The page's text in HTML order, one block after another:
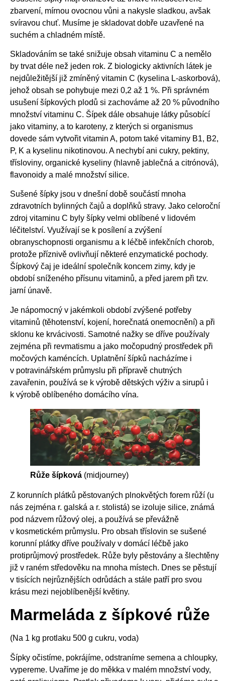
zbarvení, mírnou ovocnou vůni a nakysle sladkou, avšak
svíravou chuť. Musíme je skladovat dobře uzavřené na
suchém a chladném místě.
Skladováním se také snižuje obsah vitaminu C a nemělo
by trvat déle než jeden rok. Z biologicky aktivních látek je
nejdůležitější již zmíněný vitamin C (kyselina L-askorbová),
jehož obsah se pohybuje mezi 0,2 až 1 %. Při správném
usušení šípkových plodů si zachováme až 20 % původního
množství vitaminu C. Šípek dále obsahuje látky působící
jako vitaminy, a to karoteny, z kterých si organismus
dovede sám vytvořit vitamin A, potom také vitaminy B1, B2,
P, K a kyselinu nikotinovou. A nechybí ani cukry, pektiny,
třísloviny, organické kyseliny (hlavně jablečná a citrónová),
flavonoidy a malé množství silice.
Sušené šípky jsou v dnešní době součástí mnoha
zdravotních bylinných čajů a doplňků stravy. Jako celoroční
zdroj vitaminu C byly šípky velmi oblíbené v lidovém
léčitelství. Využívají se k posílení a zvýšení
obranyschopnosti organismu a k léčbě infekčních chorob,
protože příznivě ovlivňují některé enzymatické pochody.
Šípkový čaj je ideální společník koncem zimy, kdy je
období sníženého přísunu vitaminů, a před jarem při tzv.
jarní únavě.
Je nápomocný v jakémkoli období zvýšené potřeby
vitaminů (těhotenství, kojení, horečnatá onemocnění) a při
sklonu ke krvácivosti. Samotné nažky se dříve používaly
zejména při revmatismu a jako močopudný prostředek při
močových kaméncích. Uplatnění šípků nacházíme i
v potravinářském průmyslu při přípravě chutných
zavařenin, používá se k výrobě dětských výživ a sirupů i
k výrobě oblíbeného domácího vína.
Růže šípková (midjourney)
Z korunních plátků pěstovaných plnokvětých forem růží (u
nás zejména r. galská a r. stolistá) se izoluje silice, známá
pod názvem růžový olej, a používá se převážně
v kosmetickém průmyslu. Pro obsah tříslovin se sušené
korunní plátky dříve používaly v domácí léčbě jako
protiprůjmový prostředek. Růže byly pěstovány a šlechtěny
již v raném středověku na mnoha místech. Dnes se pěstují
v tisících nejrůznějších odrůdách a stále patří pro svou
krásu mezi nejoblíbenější květiny.
Marmeláda z šípkové růže
(Na 1 kg protlaku 500 g cukru, voda)
Šípky očistíme, pokrájíme, odstraníme semena a chloupky,
vypereme. Uvaříme je do měkka v malém množství vody,